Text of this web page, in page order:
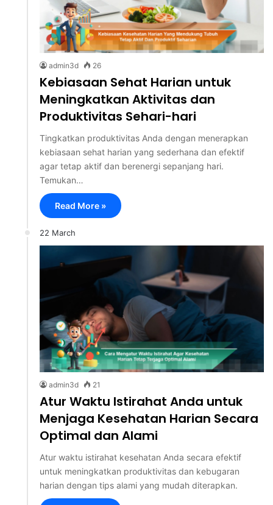
admin3d 26
Kebiasaan Sehat Harian untuk
Meningkatkan Aktivitas dan
Produktivitas Sehari-hari
Tingkatkan produktivitas Anda dengan menerapkan
kebiasaan sehat harian yang sederhana dan efektif
agar tetap aktif dan berenergi sepanjang hari.
Temukan…
Read More »
22 March
admin3d 21
Atur Waktu Istirahat Anda untuk
Menjaga Kesehatan Harian Secara
Optimal dan Alami
Atur waktu istirahat kesehatan Anda secara efektif
untuk meningkatkan produktivitas dan kebugaran
harian dengan tips alami yang mudah diterapkan.